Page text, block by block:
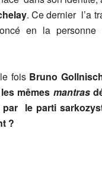
. Ce dernier l’a
en la
foisBruno
mêmes mantras
le parti
?